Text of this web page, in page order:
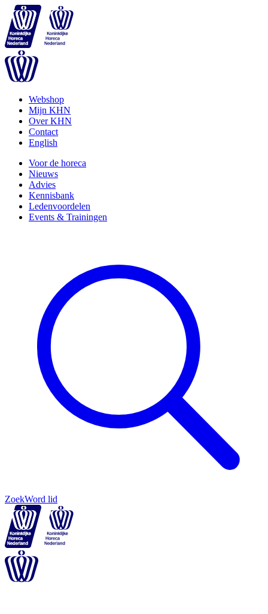
Webshop
Mijn KHN
Over KHN
Contact
English
Voor de horeca
Nieuws
Advies
Kennisbank
Ledenvoordelen
Events & Trainingen
ZoekWord lid